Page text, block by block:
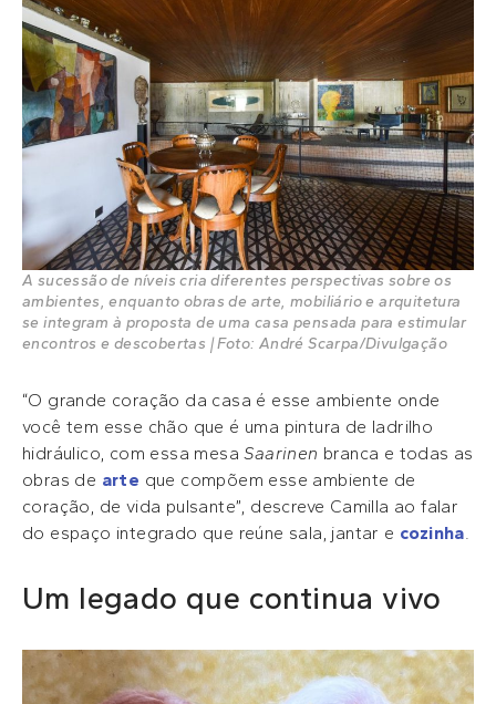
A sucessão de níveis cria diferentes perspectivas sobre os
ambientes, enquanto obras de arte, mobiliário e arquitetura
se integram à proposta de uma casa pensada para estimular
encontros e descobertas | Foto: André Scarpa/Divulgação
“O grande coração da casa é esse ambiente onde
você tem esse chão que é uma pintura de ladrilho
hidráulico, com essa mesaSaarinen branca e todas as
obras de arte que compõem esse ambiente de
coração, de vida pulsante”, descreve Camilla ao falar
do espaço integrado que reúne sala, jantar e cozinha
Um legado que continua vivo